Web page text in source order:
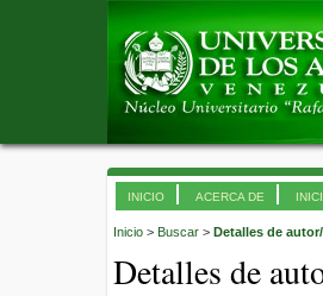
INICIO ACERCA DE
Inicio > Buscar > Detalles de
Detalles de